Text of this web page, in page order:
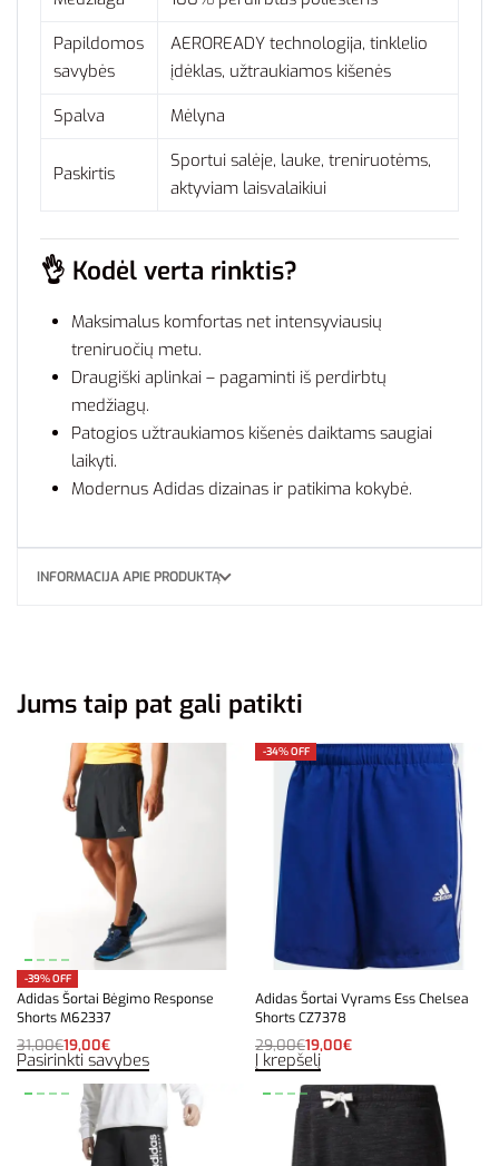
Papildomos
savybės
AEROREADY technologija, tinklelio
įdėklas, užtraukiamos kišenės
Spalva
Mėlyna
Paskirtis
Sportui salėje, lauke, treniruotėms,
aktyviam laisvalaikiui
👌 Kodėl verta rinktis?
Maksimalus komfortas net intensyviausių
treniruočių metu.
Draugiški aplinkai – pagaminti iš perdirbtų
medžiagų.
Patogios užtraukiamos kišenės daiktams saugiai
laikyti.
Modernus Adidas dizainas ir patikima kokybė.
INFORMACIJA APIE PRODUKTĄ
Jums taip pat gali patikti
-39% OFF
Adidas Šortai Bėgimo Response
Shorts M62337
31,00€19,00€
Pasirinkti savybes
-34% OFF
Adidas Šortai Vyrams Ess Chelsea
Shorts CZ7378
29,00€19,00€
Į krepšelį